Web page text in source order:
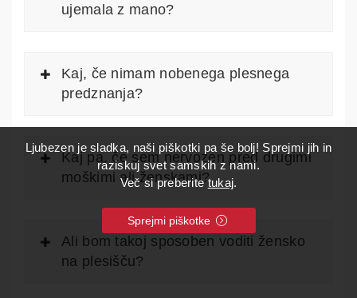
ujemala z mano?
Kaj, če nimam nobenega plesnega
predznanja?
Kaj pa, če sem nervozen pred drugimi
moškimi ali ženskami?
Ali bom takoj sposoben voditi žensko
na plesišču?
Ljubezen je sladka, naši piškotki pa še bolj! Sprejmi jih in
raziskuj svet samskih z nami.
Več si preberitetukaj.
Sprejmi piškotke